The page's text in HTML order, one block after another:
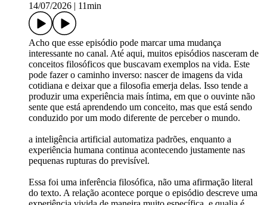
14/07/2026
11min
Acho que esse episódio pode marcar uma mudança
interessante no canal. Até aqui, muitos episódios nasceram de
conceitos filosóficos que buscavam exemplos na vida. Este
pode fazer o caminho inverso: nascer de imagens da vida
cotidiana e deixar que a filosofia emerja delas. Isso tende a
produzir uma experiência mais íntima, em que o ouvinte não
sente que está aprendendo um conceito, mas que está sendo
conduzido por um modo diferente de perceber o mundo.
a inteligência artificial automatiza padrões, enquanto a
experiência humana continua acontecendo justamente nas
pequenas rupturas do previsível.
Essa foi uma inferência filosófica, não uma afirmação literal
do texto. A relação acontece porque o episódio descreve uma